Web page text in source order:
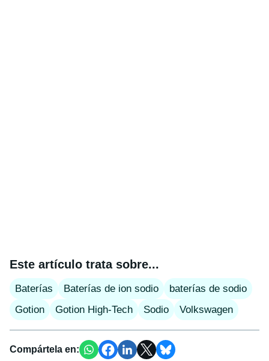
Este artículo trata sobre...
Baterías Baterías de ion sodio
baterías de sodio
Gotion
Gotion High-Tech Sodio Volkswagen
Compártela en: